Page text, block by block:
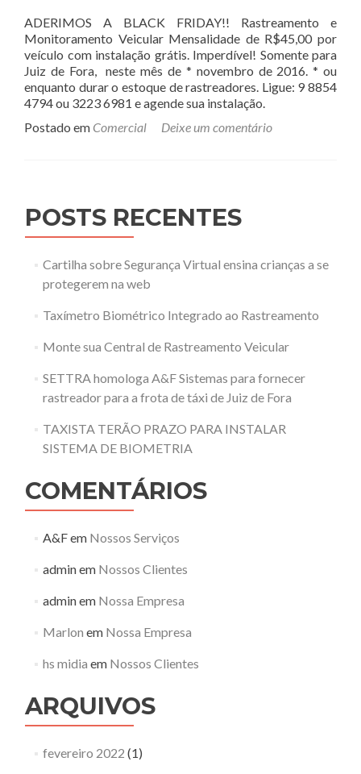
ADERIMOS A BLACK FRIDAY!! Rastreamento e
Monitoramento Veicular Mensalidade de R$45,00 por
veículo com instalação grátis. Imperdível! Somente para
Juiz de Fora, neste mês de * novembro de 2016. * ou
enquanto durar o estoque de rastreadores. Ligue: 9 8854
4794 ou 3223 6981 e agende sua instalação.
Postado em Comercial Deixe um comentário
POSTS RECENTES
Cartilha sobre Segurança Virtual ensina crianças a se
protegerem na web
Taxímetro Biométrico Integrado ao Rastreamento
Monte sua Central de Rastreamento Veicular
SETTRA homologa A&F Sistemas para fornecer
rastreador para a frota de táxi de Juiz de Fora
TAXISTA TERÃO PRAZO PARA INSTALAR
SISTEMA DE BIOMETRIA
COMENTÁRIOS
A&Fem Nossos Serviços
adminem Nossos Clientes
adminem Nossa Empresa
Marlon em Nossa Empresa
hs midia em Nossos Clientes
ARQUIVOS
fevereiro 2022 (1)